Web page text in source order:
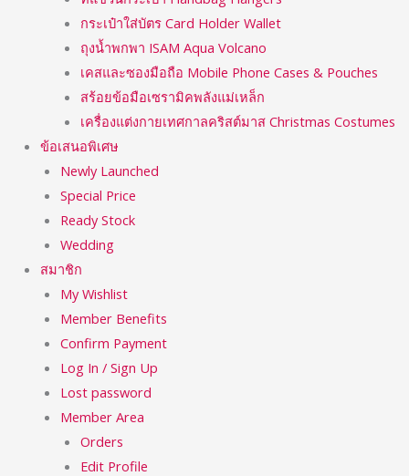
กระเป๋าใส่บัตร Card Holder Wallet
ถุงน้ำพกพา ISAM Aqua Volcano
เคสและซองมือถือ Mobile Phone Cases & Pouches
สร้อยข้อมือเซรามิคพลังแม่เหล็ก
เครื่องแต่งกายเทศกาลคริสต์มาส Christmas Costumes
ข้อเสนอพิเศษ
Newly Launched
Special Price
Ready Stock
Wedding
สมาชิก
My Wishlist
Member Benefits
Confirm Payment
Log In / Sign Up
Lost password
Member Area
Orders
Edit Profile